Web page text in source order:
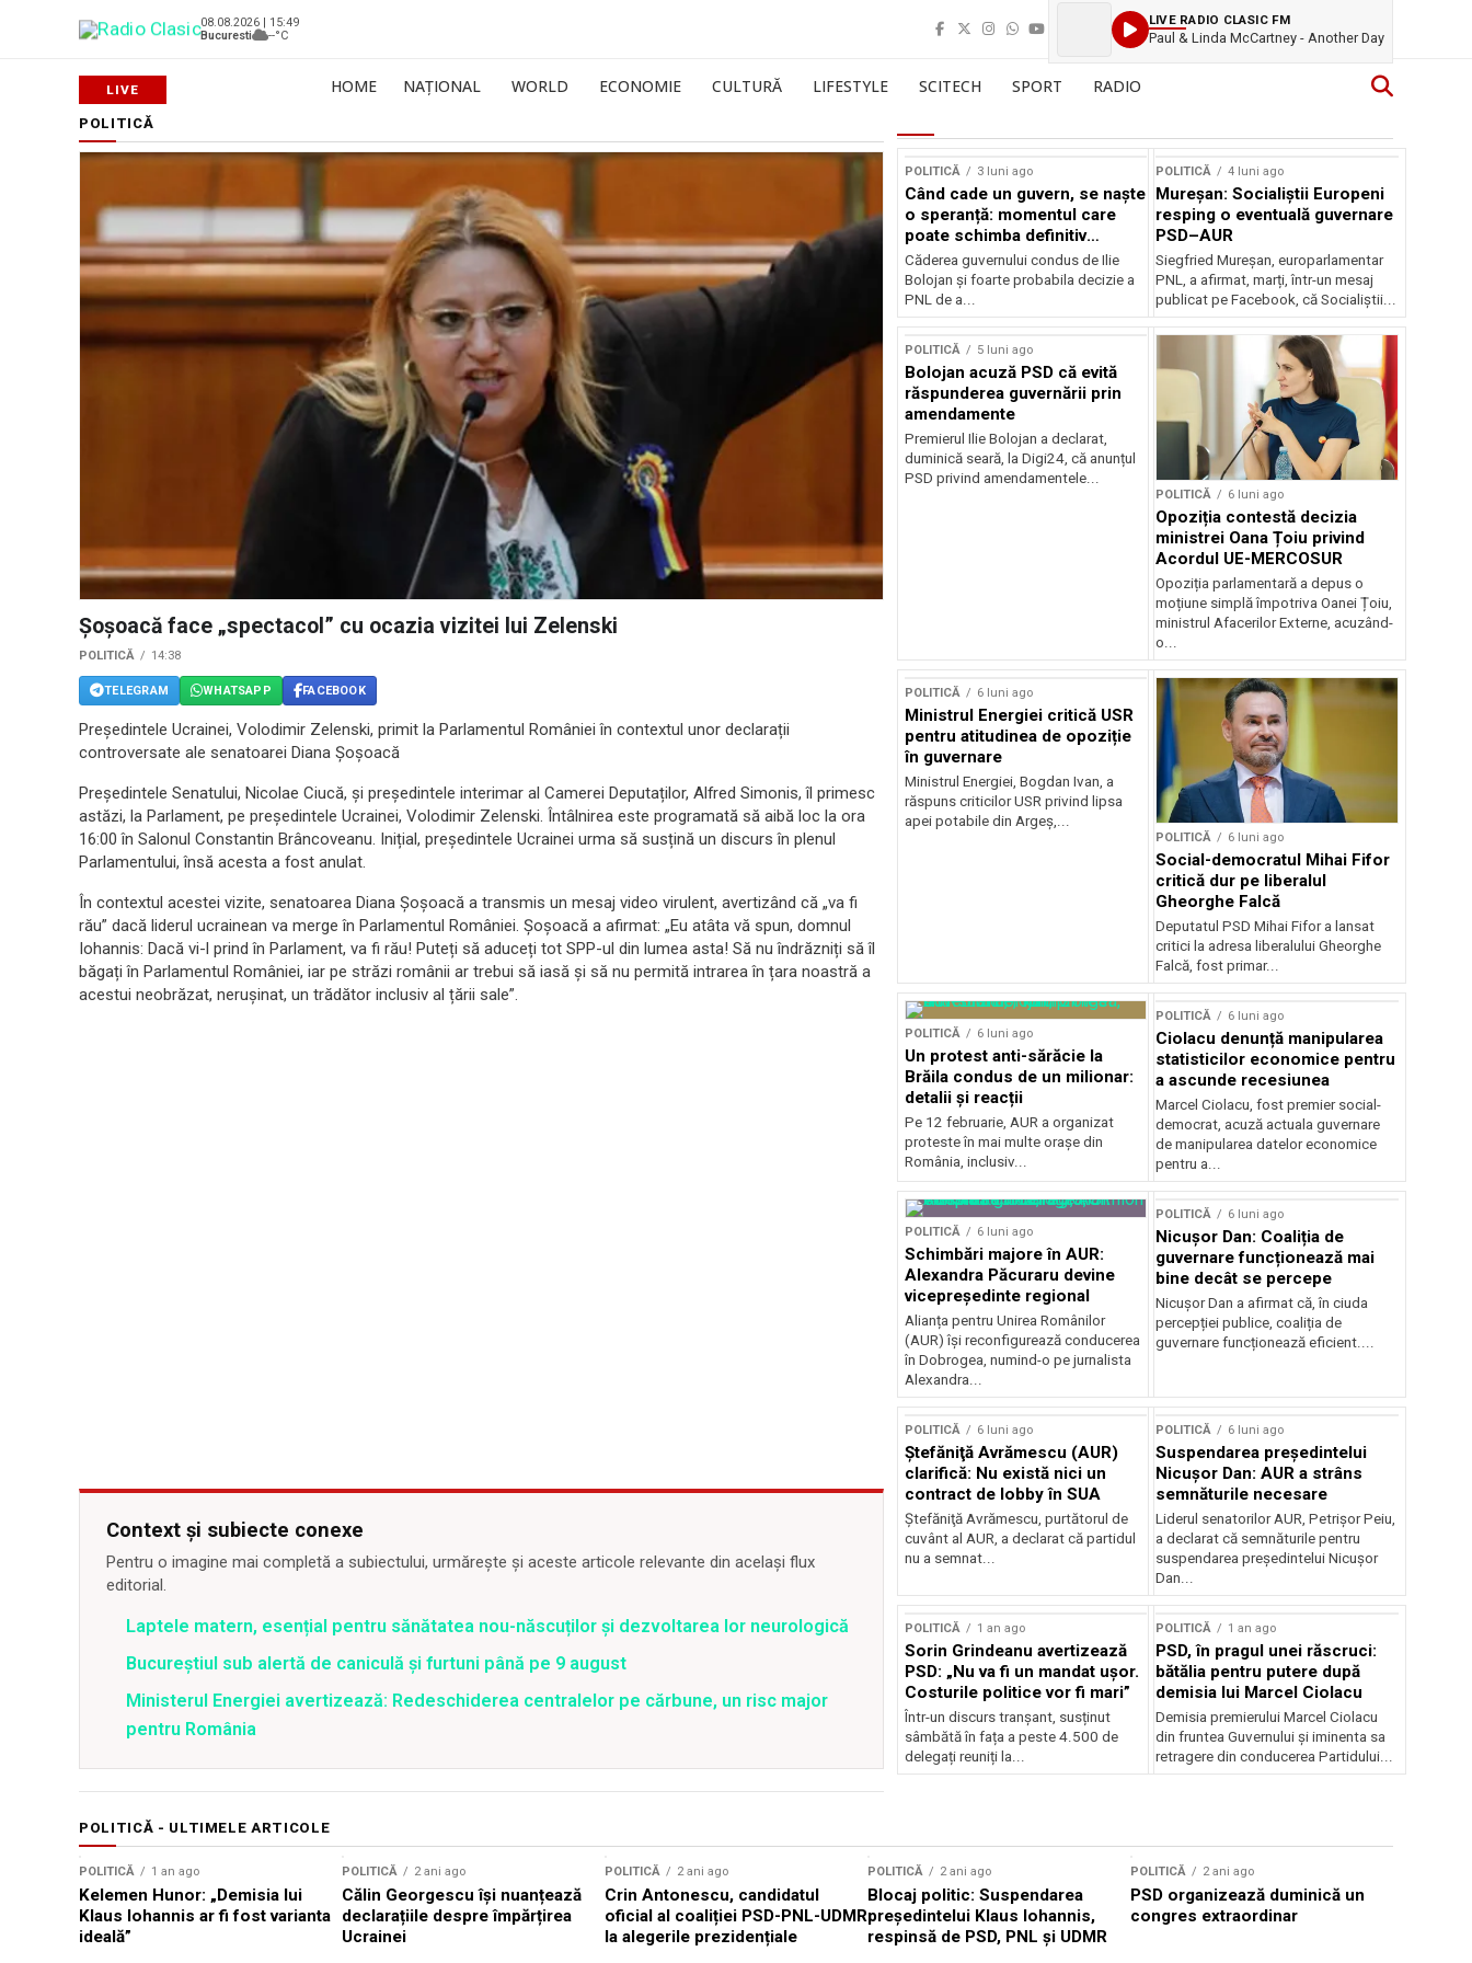
08.08.2026 | 15:49
Bucuresti
--°C
LIVE RADIO CLASIC FM
Paul & Linda McCartney - Another Day
HOME NAȚIONAL WORLD ECONOMIE CULTURĂ LIFESTYLE SCITECH SPORT RADIO
POLITICĂ
Șoșoacă face „spectacol” cu ocazia vizitei lui Zelenski
POLITICĂ 14:38
TELEGRAM WHATSAPP FACEBOOK
Președintele Ucrainei, Volodimir Zelenski, primit la Parlamentul României în contextul unor declarații
controversate ale senatoarei Diana Șoșoacă
Președintele Senatului, Nicolae Ciucă, și președintele interimar al Camerei Deputaților, Alfred Simonis, îl primesc
astăzi, la Parlament, pe președintele Ucrainei, Volodimir Zelenski. Întâlnirea este programată să aibă loc la ora
16:00 în Salonul Constantin Brâncoveanu. Inițial, președintele Ucrainei urma să susțină un discurs în plenul
Parlamentului, însă acesta a fost anulat.
În contextul acestei vizite, senatoarea Diana Șoșoacă a transmis un mesaj video virulent, avertizând că „va fi
rău” dacă liderul ucrainean va merge în Parlamentul României. Șoșoacă a afirmat: „Eu atâta vă spun, domnul
Iohannis: Dacă vi-l prind în Parlament, va fi rău! Puteți să aduceți tot SPP-ul din lumea asta! Să nu îndrăzniți să îl
băgați în Parlamentul României, iar pe străzi românii ar trebui să iasă și să nu permită intrarea în țara noastră a
acestui neobrăzat, nerușinat, un trădător inclusiv al țării sale”.
Context și subiecte conexe
Pentru o imagine mai completă a subiectului, urmărește și aceste articole relevante din același flux
editorial.
Laptele matern, esențial pentru sănătatea nou-născuților și dezvoltarea lor neurologică
Bucureștiul sub alertă de caniculă și furtuni până pe 9 august
Ministerul Energiei avertizează: Redeschiderea centralelor pe cărbune, un risc major
pentru România
POLITICĂ 3 luni ago
Când cade un guvern, se naște
o speranță: momentul care
poate schimba definitiv
politica României
Căderea guvernului condus de Ilie
Bolojan și foarte probabila decizie a
PNL de a...
POLITICĂ 4 luni ago
Mureșan: Socialiștii Europeni
resping o eventuală guvernare
PSD–AUR
Siegfried Mureșan, europarlamentar
PNL, a afirmat, marți, într-un mesaj
publicat pe Facebook, că Socialiștii...
POLITICĂ 5 luni ago
Bolojan acuză PSD că evită
răspunderea guvernării prin
amendamente
Premierul Ilie Bolojan a declarat,
duminică seară, la Digi24, că anunțul
PSD privind amendamentele...
POLITICĂ 6 luni ago
Opoziția contestă decizia
ministrei Oana Țoiu privind
Acordul UE-MERCOSUR
Opoziția parlamentară a depus o
moțiune simplă împotriva Oanei Țoiu,
ministrul Afacerilor Externe, acuzând-
o...
POLITICĂ 6 luni ago
Ministrul Energiei critică USR
pentru atitudinea de opoziție
în guvernare
Ministrul Energiei, Bogdan Ivan, a
răspuns criticilor USR privind lipsa
apei potabile din Argeș,...
POLITICĂ 6 luni ago
Social-democratul Mihai Fifor
critică dur pe liberalul
Gheorghe Falcă
Deputatul PSD Mihai Fifor a lansat
critici la adresa liberalului Gheorghe
Falcă, fost primar...
POLITICĂ 6 luni ago
Un protest anti-sărăcie la
Brăila condus de un milionar:
detalii și reacții
Pe 12 februarie, AUR a organizat
proteste în mai multe orașe din
România, inclusiv...
POLITICĂ 6 luni ago
Ciolacu denunță manipularea
statisticilor economice pentru
a ascunde recesiunea
Marcel Ciolacu, fost premier social-
democrat, acuză actuala guvernare
de manipularea datelor economice
pentru a...
POLITICĂ 6 luni ago
Schimbări majore în AUR:
Alexandra Păcuraru devine
vicepreședinte regional
Alianța pentru Unirea Românilor
(AUR) își reconfigurează conducerea
în Dobrogea, numind-o pe jurnalista
Alexandra...
POLITICĂ 6 luni ago
Nicușor Dan: Coaliția de
guvernare funcționează mai
bine decât se percepe
Nicușor Dan a afirmat că, în ciuda
percepției publice, coaliția de
guvernare funcționează eficient....
POLITICĂ 6 luni ago
Ştefăniţă Avrămescu (AUR)
clarifică: Nu există nici un
contract de lobby în SUA
Ştefăniţă Avrămescu, purtătorul de
cuvânt al AUR, a declarat că partidul
nu a semnat...
POLITICĂ 6 luni ago
Suspendarea președintelui
Nicușor Dan: AUR a strâns
semnăturile necesare
Liderul senatorilor AUR, Petrișor Peiu,
a declarat că semnăturile pentru
suspendarea președintelui Nicușor
Dan...
POLITICĂ 1 an ago
Sorin Grindeanu avertizează
PSD: „Nu va fi un mandat ușor.
Costurile politice vor fi mari”
Într-un discurs tranșant, susținut
sâmbătă în fața a peste 4.500 de
delegați reuniți la...
POLITICĂ 1 an ago
PSD, în pragul unei răscruci:
bătălia pentru putere după
demisia lui Marcel Ciolacu
Demisia premierului Marcel Ciolacu
din fruntea Guvernului și iminenta sa
retragere din conducerea Partidului...
POLITICĂ - ULTIMELE ARTICOLE
POLITICĂ 1 an ago
Kelemen Hunor: „Demisia lui
Klaus Iohannis ar fi fost varianta
ideală”
POLITICĂ 2 ani ago
Călin Georgescu își nuanțează
declarațiile despre împărțirea
Ucrainei
POLITICĂ 2 ani ago
Crin Antonescu, candidatul
oficial al coaliției PSD-PNL-UDMR
la alegerile prezidențiale
POLITICĂ 2 ani ago
Blocaj politic: Suspendarea
președintelui Klaus Iohannis,
respinsă de PSD, PNL și UDMR
POLITICĂ 2 ani ago
PSD organizează duminică un
congres extraordinar